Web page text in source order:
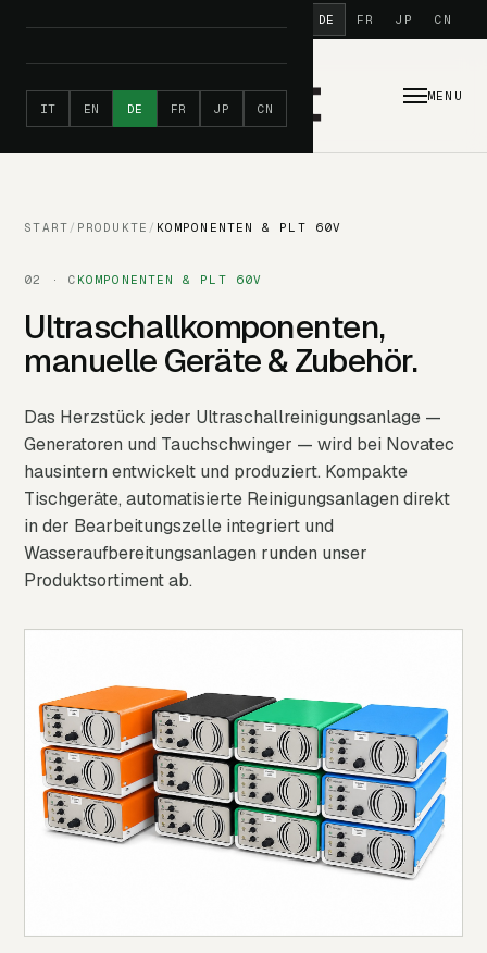
1993
DE FR JP CN
MENU
IT EN DE FR JP CN
START / PRODUKTE / KOMPONENTEN & PLT 60V
02 · C KOMPONENTEN & PLT 60V
Ultraschall­komponenten,
manuelle Geräte & Zubehör.
Das Herzstück jeder Ultraschallreinigungsanlage —
Generatoren und Tauchschwinger — wird bei Novatec
hausintern entwickelt und produziert. Kompakte
Tischgeräte, automatisierte Reinigungsanlagen direkt
in der Bearbeitungszelle integriert und
Wasseraufbereitungsanlagen runden unser
Produktsortiment ab.